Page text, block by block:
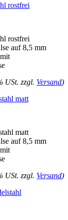
rostfrei
rostfrei
auf 8,5 mm
USt. zzgl. Versand)
matt
matt
auf 8,5 mm
USt. zzgl. Versand)